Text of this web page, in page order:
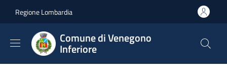
Regione Lombardia
Comune di Venegono
Inferiore